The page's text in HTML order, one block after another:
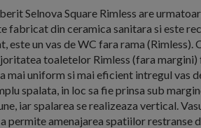
Selnova Square Rimless are
fabricat din ceramica sanitara si este
este un vas de WC fara rama
toaletelor Rimless (fara
mai uniform si mai eficient intregul vas
spalata, in loc sa fie prinsa sub
iar spalarea se realizeaza vertical.
permite amenajarea spatiilor restranse